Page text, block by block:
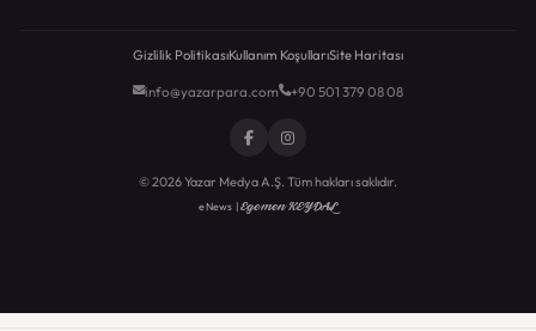
Gizlilik PolitikasıKullanım KoşullarıSite Haritası
info@yazarpara.com +90 501 379 08 08
© 2026 Yazar Medya A.Ş. Tüm hakları saklıdır.
eNews |Egemen KEYDAL